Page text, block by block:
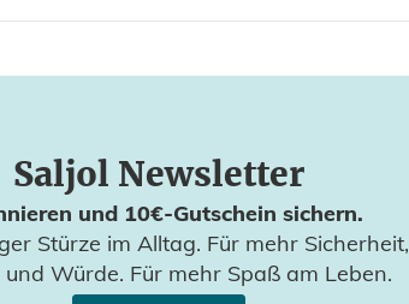
Saljol Newsletter
und 10€-Gutschein sichern.
Stürze im Alltag. Für mehr Sicherheit,
und Würde. Für mehr Spaß am Leben.